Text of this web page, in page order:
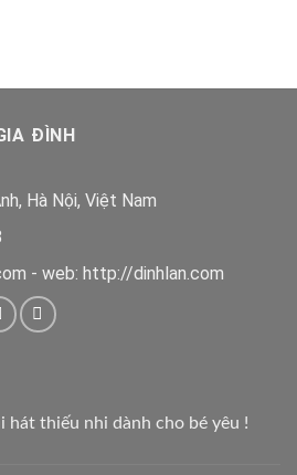
ĐÌNH
Hà Nội, Việt Nam
- web: http://dinhlan.com
hát thiếu nhi dành cho bé yêu !